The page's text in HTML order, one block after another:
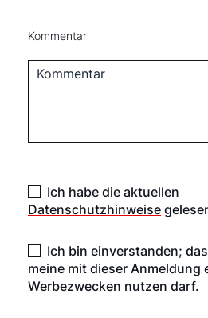
Kommentar
Ich habe die aktuellen
Datenschutzhinweise
Ich bin einverstanden;
meine mit dieser Anmeldung
Werbezwecken nutzen darf.